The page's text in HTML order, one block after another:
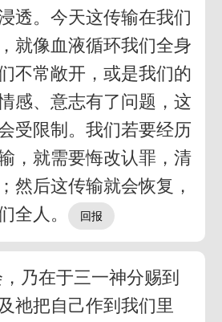
透。今天这传输在我们
就像血液循环我们全身
不常敞开，或是我们的
感、意志有了问题，这
受限制。我们若要经历
，就需要悔改认罪，清
然后这传输就会恢复，
全人。
乃在于三一神分赐到
祂把自己作到我们里